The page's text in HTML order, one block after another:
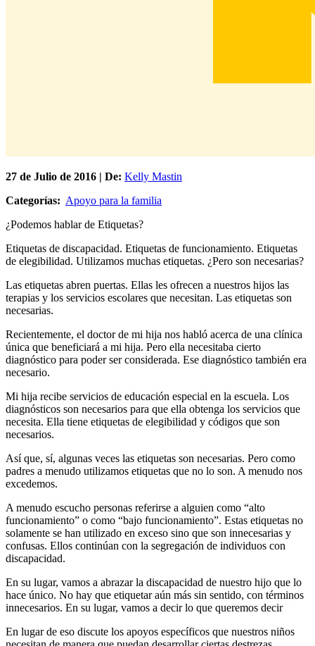
27 de Julio de 2016 | De: Kelly Mastin
Categorías: Apoyo para la familia
¿Podemos hablar de Etiquetas?
Etiquetas de discapacidad. Etiquetas de funcionamiento. Etiquetas
de elegibilidad. Utilizamos muchas etiquetas. ¿Pero son necesarias?
Las etiquetas abren puertas. Ellas les ofrecen a nuestros hijos las
terapias y los servicios escolares que necesitan. Las etiquetas son
necesarias.
Recientemente, el doctor de mi hija nos habló acerca de una clínica
única que beneficiará a mi hija. Pero ella necesitaba cierto
diagnóstico para poder ser considerada. Ese diagnóstico también era
necesario.
Mi hija recibe servicios de educación especial en la escuela. Los
diagnósticos son necesarios para que ella obtenga los servicios que
necesita. Ella tiene etiquetas de elegibilidad y códigos que son
necesarios.
Así que, sí, algunas veces las etiquetas son necesarias. Pero como
padres a menudo utilizamos etiquetas que no lo son. A menudo nos
excedemos.
A menudo escucho personas referirse a alguien como “alto
funcionamiento” o como “bajo funcionamiento”. Estas etiquetas no
solamente se han utilizado en exceso sino que son innecesarias y
confusas. Ellos continúan con la segregación de individuos con
discapacidad.
En su lugar, vamos a abrazar la discapacidad de nuestro hijo que lo
hace único. No hay que etiquetar aún más sin sentido, con términos
innecesarios. En su lugar, vamos a decir lo que queremos decir
En lugar de eso discute los apoyos específicos que nuestros niños